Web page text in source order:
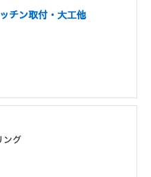
チン取付・大工他
ング